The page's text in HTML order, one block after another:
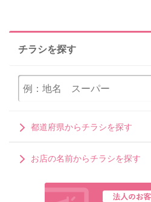
チラシを探す
都道府県からチラシを探す
お店の名前からチラシを探す